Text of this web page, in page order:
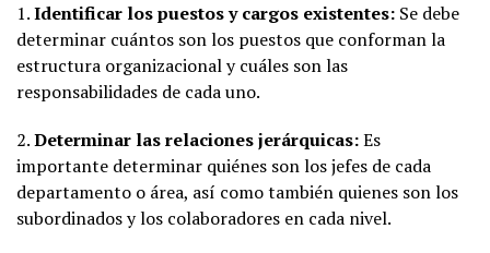
1.Identificar los puestos y cargos existentes: Se debe
determinar cuántos son los puestos que conforman la
estructura organizacional y cuáles son las
responsabilidades de cada uno.
2.Determinar las relaciones jerárquicas:Es
importante determinar quiénes son los jefes de cada
departamento o área, así como también quienes son los
subordinados y los colaboradores en cada nivel.